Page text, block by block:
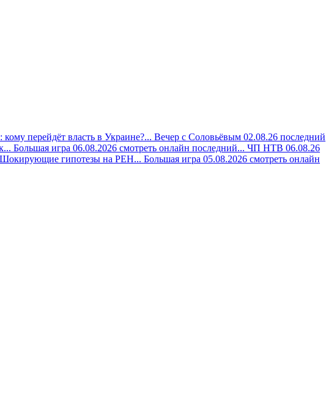
перейдёт власть в Украине?... Вечер с Соловьёвым 02.08.26 последний
Большая игра 06.08.2026 смотреть онлайн последний... ЧП НТВ 06.08.26
Шокирующие гипотезы на РЕН... Большая игра 05.08.2026 смотреть онлайн